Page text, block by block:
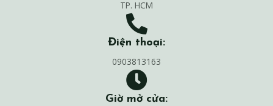
TP. HCM
Điện thoại:
0903813163
Giờ mở cửa: